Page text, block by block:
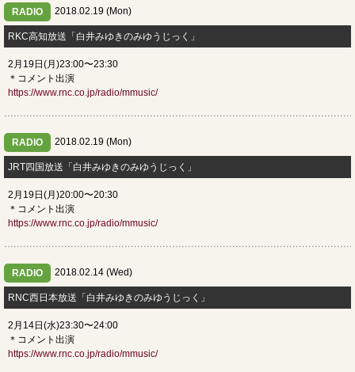
RADIO 2018.02.19 (Mon)
RKC高知放送「白井みゆきのみゆうじっく」
2月19日(月)23:00〜23:30
＊コメント出演
https://www.rnc.co.jp/radio/mmusic/
RADIO 2018.02.19 (Mon)
JRT四国放送「白井みゆきのみゆうじっく」
2月19日(月)20:00〜20:30
＊コメント出演
https://www.rnc.co.jp/radio/mmusic/
RADIO 2018.02.14 (Wed)
RNC西日本放送「白井みゆきのみゆうじっく」
2月14日(水)23:30〜24:00
＊コメント出演
https://www.rnc.co.jp/radio/mmusic/